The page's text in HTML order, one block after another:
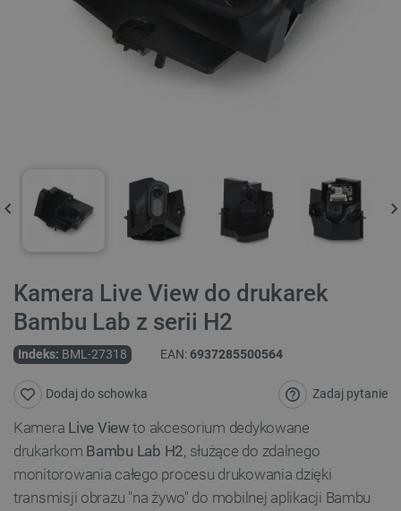
Kamera Live View do drukarek
Bambu Lab z serii H2
Indeks: BML-27318 EAN:6937285500564
Zadaj pytanie
Dodaj do schowka
Kamera Live View to akcesorium dedykowane
drukarkom Bambu Lab H2, służące do zdalnego
monitorowania całego procesu drukowania dzięki
transmisji obrazu "na żywo" do mobilnej aplikacji Bambu